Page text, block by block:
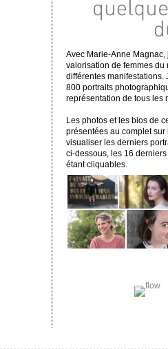
Avec Marie-Anne Magnac,
valorisation de femmes
différentes manifestations.
800 portraits
représentation de tous les
Les photos et les bios de
présentées au complet sur
visualiser les derniers
ci-dessous, les 16
étant cliquables.